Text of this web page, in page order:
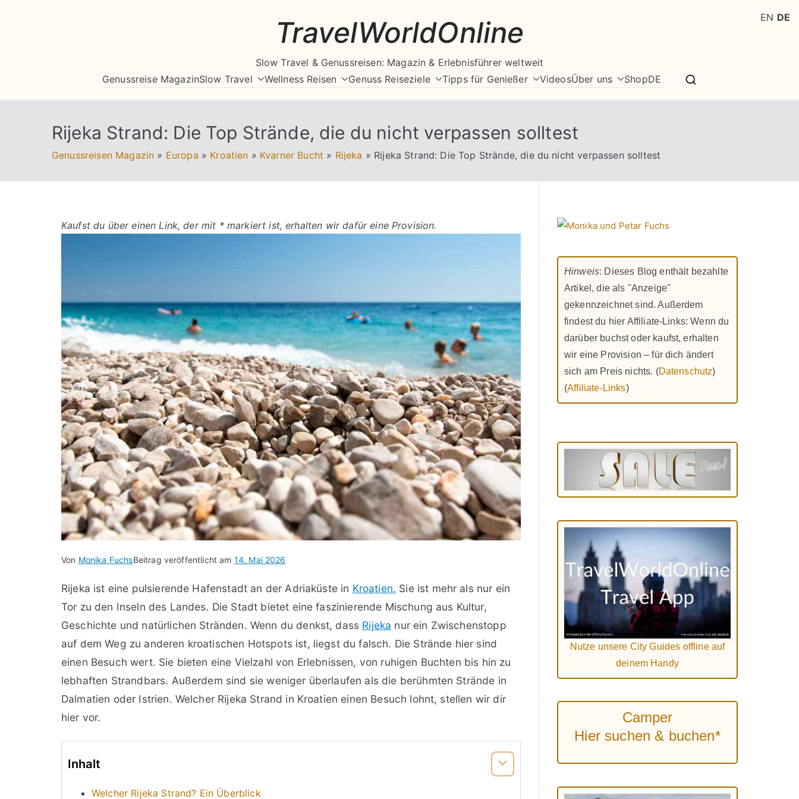
TravelWorldOnline
Slow Travel & Genussreisen: Magazin & Erlebnisführer weltweit
Genussreise MagazinSlow Travel Wellness Reisen Genuss Reiseziele Tipps für Genießer VideosÜber uns ShopDE
Rijeka Strand: Die Top Strände, die du nicht verpassen solltest
Genussreisen Magazin » Europa » Kroatien » Kvarner Bucht » Rijeka » Rijeka Strand: Die Top Strände, die du nicht verpassen solltest
Kaufst du über einen Link, der mit * markiert ist, erhalten wir dafür eine Provision.
Von Monika FuchsBeitrag veröffentlicht am 14. Mai 2026
Rijeka ist eine pulsierende Hafenstadt an der Adriaküste in Kroatien. Sie ist mehr als nur ein
Tor zu den Inseln des Landes. Die Stadt bietet eine faszinierende Mischung aus Kultur,
Geschichte und natürlichen Stränden. Wenn du denkst, dass Rijeka nur ein Zwischenstopp
auf dem Weg zu anderen kroatischen Hotspots ist, liegst du falsch. Die Strände hier sind
einen Besuch wert. Sie bieten eine Vielzahl von Erlebnissen, von ruhigen Buchten bis hin zu
lebhaften Strandbars. Außerdem sind sie weniger überlaufen als die berühmten Strände in
Dalmatien oder Istrien. Welcher Rijeka Strand in Kroatien einen Besuch lohnt, stellen wir dir
hier vor.
Inhalt
Welcher Rijeka Strand? Ein Überblick
Hinweis: Dieses Blog enthält bezahlte
Artikel, die als "Anzeige"
gekennzeichnet sind. Außerdem
findest du hier Affiliate-Links: Wenn du
darüber buchst oder kaufst, erhalten
wir eine Provision – für dich ändert
sich am Preis nichts. (Datenschutz)
(Affiliate-Links)
Nutze unsere City Guides offline auf
deinem Handy
Camper
Hier suchen & buchen*
EN DE